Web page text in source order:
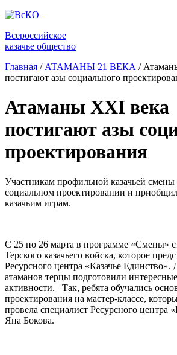
Всероссийское
казачье общество
Главная / АТАМАНЫ 21 ВЕКА /
постигают азы социального
Атаманы XXI века
постигают азы
проектирования
Участникам профильной казачьей смены
социальном проектировании и
казачьим играм.
С 25 по 26 марта в программе «Смены»
Терского казачьего войска, которое
Ресурсного центра «Казачье
атаманов терцы подготовили
активности. Так, ребята обучались
проектирования на мастер-классе,
провела специалист Ресурсного центра
Яна Бокова.